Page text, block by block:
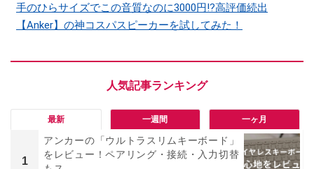
手のひらサイズでこの音質なのに3000円!?高評価続出
【Anker】の神コスパスピーカーを試してみた！
最新 一週間 一ヶ月
1
アンカーの「ウルトラスリムキーボード」
をレビュー！ペアリング・接続・入力切替